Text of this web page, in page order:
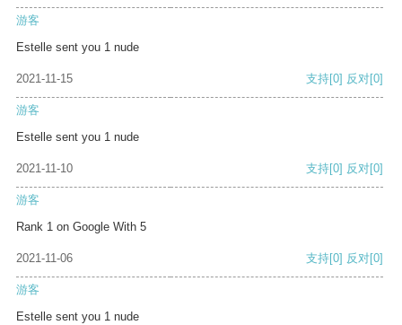
游客
Estelle sent you 1 nude
2021-11-15 支持[0] 反对[0]
游客
Estelle sent you 1 nude
2021-11-10 支持[0] 反对[0]
游客
Rank 1 on Google With 5
2021-11-06 支持[0] 反对[0]
游客
Estelle sent you 1 nude